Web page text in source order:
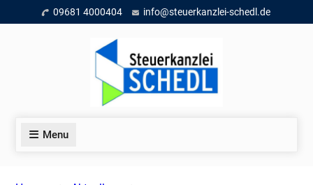
to
09681 4000404 info@steuerkanzlei-schedl.de
Menu